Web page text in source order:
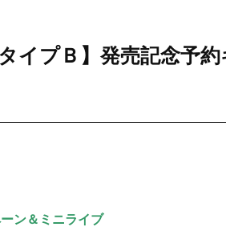
イプＢ】発売記念予約
ン＆ミニライブ